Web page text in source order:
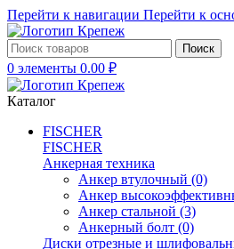
Перейти к навигации Перейти к
Поиск
0 элементы 0.00 ₽
Каталог
FISCHER
FISCHER
Анкерная техника
Анкер втулочный (0)
Анкер
Анкер стальной (3)
Анкерный болт (0)
Диски отрезные и